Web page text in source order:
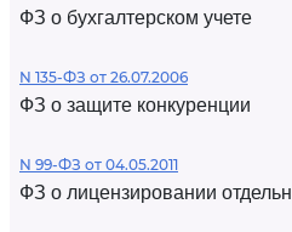
ФЗ о бухгалтерском учете
N 135-ФЗ от 26.07.2006
ФЗ о защите конкуренции
N 99-ФЗ от 04.05.2011
ФЗ о лицензировании